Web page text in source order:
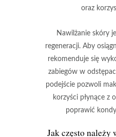
oraz
Nawilżanie skóry
regeneracji. Aby
rekomenduje się
zabiegów w
podejście pozwoli
korzyści płynące z
poprawić
Jak często należy